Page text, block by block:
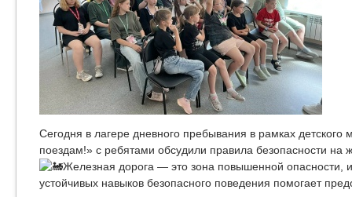
Сегодня в лагере дневного пребывания в рамках детского
поездам!» с ребятами обсудили правила безопасности на
Железная дорога — это зона повышенной опасности,
устойчивых навыков безопасного поведения помогает